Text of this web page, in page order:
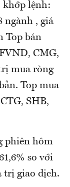
khớp lệnh:
ngành , giá
Top bán
CMG,
mua ròng
Top mua
SHB,
phiên hôm
so với
trị giao dịch.